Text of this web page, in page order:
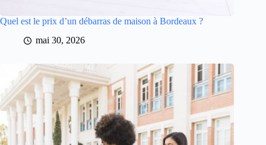
Quel est le prix d’un débarras de maison à Bordeaux ?
mai 30, 2026